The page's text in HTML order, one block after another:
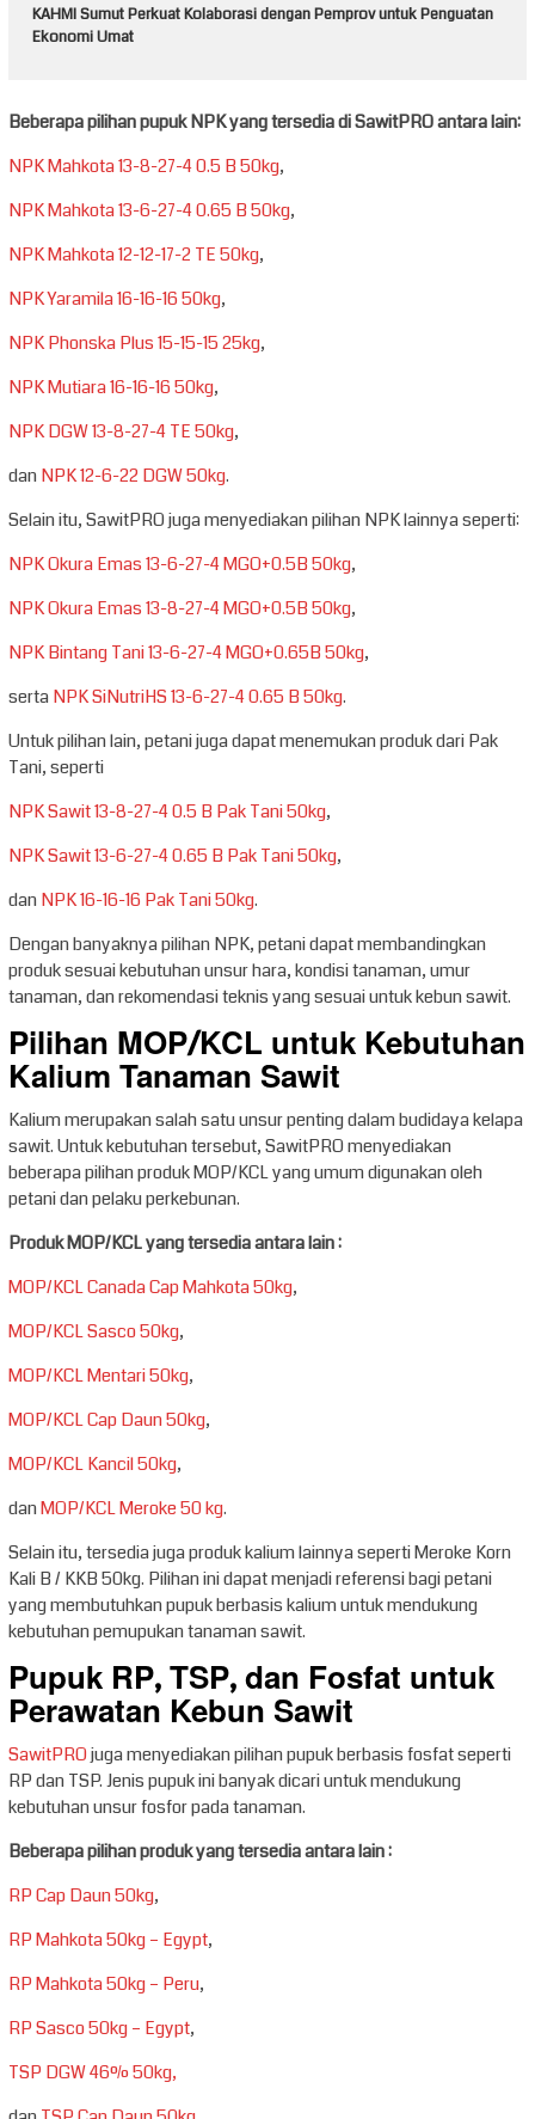
KAHMI Sumut Perkuat Kolaborasi dengan Pemprov untuk Penguatan
Ekonomi Umat
Beberapa pilihan pupuk NPK yang tersedia di SawitPRO antara lain:
NPK Mahkota 13-8-27-4 0.5 B 50kg,
NPK Mahkota 13-6-27-4 0.65 B 50kg,
NPK Mahkota 12-12-17-2 TE 50kg,
NPK Yaramila 16-16-16 50kg,
NPK Phonska Plus 15-15-15 25kg,
NPK Mutiara 16-16-16 50kg,
NPK DGW 13-8-27-4 TE 50kg,
danNPK 12-6-22 DGW 50kg.
Selain itu, SawitPRO juga menyediakan pilihan NPK lainnya seperti:
NPK Okura Emas 13-6-27-4 MGO+0.5B 50kg,
NPK Okura Emas 13-8-27-4 MGO+0.5B 50kg,
NPK Bintang Tani 13-6-27-4 MGO+0.65B 50kg,
sertaNPK SiNutriHS 13-6-27-4 0.65 B 50kg.
Untuk pilihan lain, petani juga dapat menemukan produk dari Pak
Tani, seperti
NPK Sawit 13-8-27-4 0.5 B Pak Tani 50kg,
NPK Sawit 13-6-27-4 0.65 B Pak Tani 50kg,
danNPK 16-16-16 Pak Tani 50kg.
Dengan banyaknya pilihan NPK, petani dapat membandingkan
produk sesuai kebutuhan unsur hara, kondisi tanaman, umur
tanaman, dan rekomendasi teknis yang sesuai untuk kebun sawit.
Pilihan MOP/KCL untuk Kebutuhan
Kalium Tanaman Sawit
Kalium merupakan salah satu unsur penting dalam budidaya kelapa
sawit. Untuk kebutuhan tersebut, SawitPRO menyediakan
beberapa pilihan produk MOP/KCL yang umum digunakan oleh
petani dan pelaku perkebunan.
Produk MOP/KCL yang tersedia antara lain :
MOP/KCL Canada Cap Mahkota 50kg,
MOP/KCL Sasco 50kg,
MOP/KCL Mentari 50kg,
MOP/KCL Cap Daun 50kg,
MOP/KCL Kancil 50kg,
danMOP/KCL Meroke 50 kg.
Selain itu, tersedia juga produk kalium lainnya seperti Meroke Korn
Kali B / KKB 50kg. Pilihan ini dapat menjadi referensi bagi petani
yang membutuhkan pupuk berbasis kalium untuk mendukung
kebutuhan pemupukan tanaman sawit.
Pupuk RP, TSP, dan Fosfat untuk
Perawatan Kebun Sawit
SawitPROjuga menyediakan pilihan pupuk berbasis fosfat seperti
RP dan TSP. Jenis pupuk ini banyak dicari untuk mendukung
kebutuhan unsur fosfor pada tanaman.
Beberapa pilihan produk yang tersedia antara lain :
RP Cap Daun 50kg,
RP Mahkota 50kg – Egypt,
RP Mahkota 50kg – Peru,
RP Sasco 50kg – Egypt,
TSP DGW 46% 50kg,